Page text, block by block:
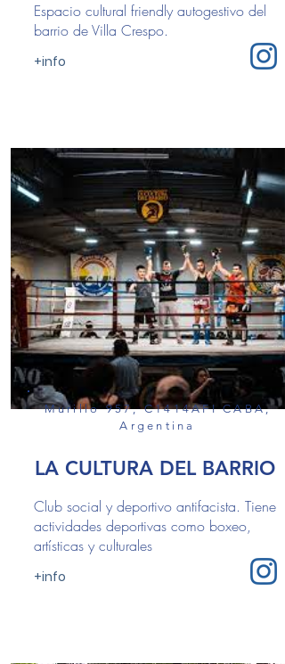
Espacio cultural friendly autogestivo del
barrio de Villa Crespo.
+info
Murillo 957, C1414AFI CABA,
Argentina
LA CULTURA DEL BARRIO
Club social y deportivo antifacista. Tiene
actividades deportivas como boxeo,
artísticas y culturales
+info